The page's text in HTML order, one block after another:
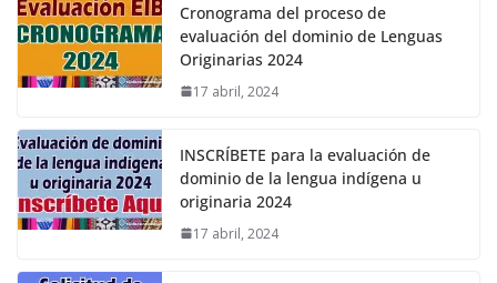
Cronograma del proceso de
evaluación del dominio de Lenguas
Originarias 2024
17 abril, 2024
INSCRÍBETE para la evaluación de
dominio de la lengua indígena u
originaria 2024
17 abril, 2024